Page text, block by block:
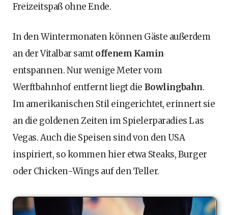
Freizeitspaß ohne Ende.
In den Wintermonaten können Gäste außerdem
an der Vitalbar samtoffenem Kamin
entspannen. Nur wenige Meter vom
Werftbahnhof entfernt liegt die Bowlingbahn.
Im amerikanischen Stil eingerichtet, erinnert sie
an die goldenen Zeiten im Spielerparadies Las
Vegas. Auch die Speisen sind von den USA
inspiriert, so kommen hier etwa Steaks, Burger
oder Chicken-Wings auf den Teller.